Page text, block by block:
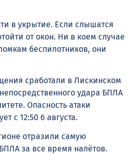
в укрытие. Если слышатся
от окон. Ни в коем случае
беспилотников, они
сработали в Лискинском
удара БПЛА
Опасность атаки
с 12:50 6 августа.
отразили самую
за все время налётов.